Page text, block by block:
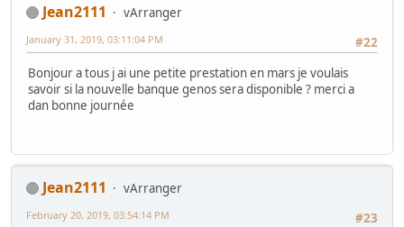
Jean2111
vArranger
#22
January 31, 2019, 03:11:04 PM
Bonjour a tous j ai une petite prestation en mars je voulais
savoir si la nouvelle banque genos sera disponible ? merci a
dan bonne journée
Jean2111
vArranger
#23
February 20, 2019, 03:54:14 PM